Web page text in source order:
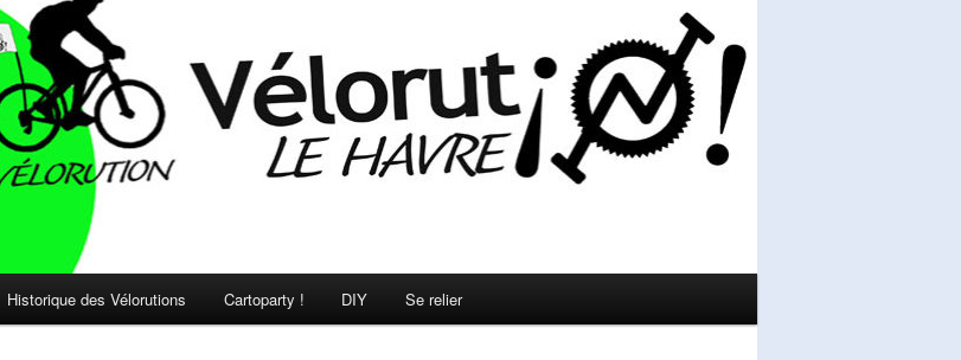
Historique des Vélorutions Cartoparty ! DIY Se relier